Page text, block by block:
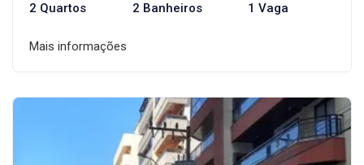
2 Quartos 2 Banheiros 1 Vaga
Mais informações